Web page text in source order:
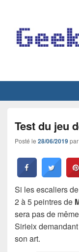
Test du jeu
Posté le 28/06/2019par
Si les escaliers
2 à 5 peintres de
sera pas de
Sirieix
son art.